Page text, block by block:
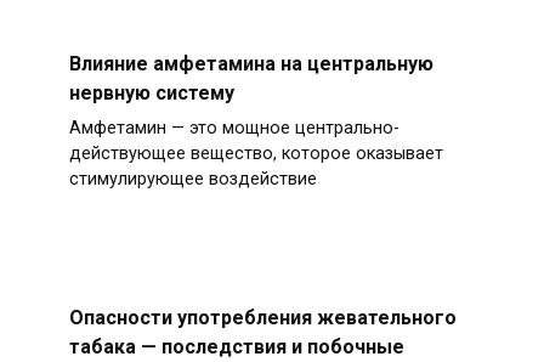
Влияние амфетамина на центральную
нервную систему
Амфетамин — это мощное центрально-
действующее вещество, которое оказывает
стимулирующее воздействие
Опасности употребления жевательного
табака — последствия и побочные